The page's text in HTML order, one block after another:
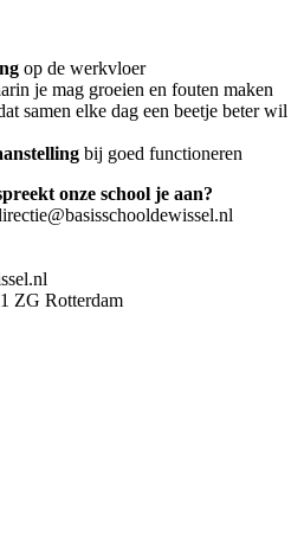
op de werkvloer
je mag groeien en fouten maken
samen elke dag een beetje beter wil
bij goed functioneren
onze school je aan?
ZG Rotterdam